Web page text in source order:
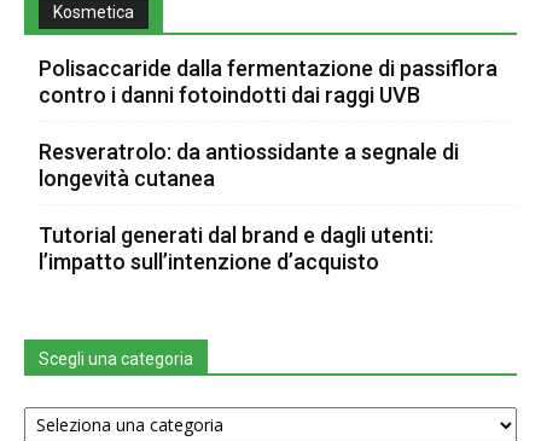
Kosmetica
Polisaccaride dalla fermentazione di passiflora
contro i danni fotoindotti dai raggi UVB
Resveratrolo: da antiossidante a segnale di
longevità cutanea
Tutorial generati dal brand e dagli utenti:
l’impatto sull’intenzione d’acquisto
Scegli una categoria
Scegli
una